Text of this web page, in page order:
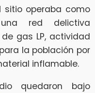
sitio operaba como
red delictiva
gas LP, actividad
la población por
inflamable.
quedaron bajo